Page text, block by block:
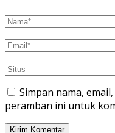
Simpan nama,
peramban ini untuk